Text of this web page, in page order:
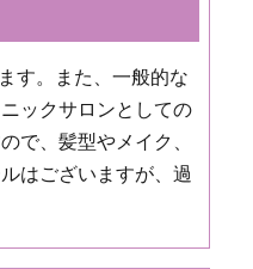
す。また、一般的な
ックサロンとしての
で、髪型やメイク、
はございますが、過